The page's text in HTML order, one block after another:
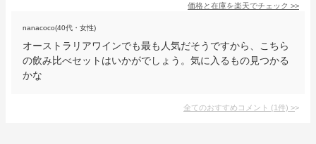
価格と在庫を楽天でチェック >>
nanacoco(40代・女性)
オーストラリアワインでも最も人気だそうですから、こちら
の飲み比べセットはいかがでしょう。気に入るもの見つかる
かな
全てのおすすめコメント (1件) >